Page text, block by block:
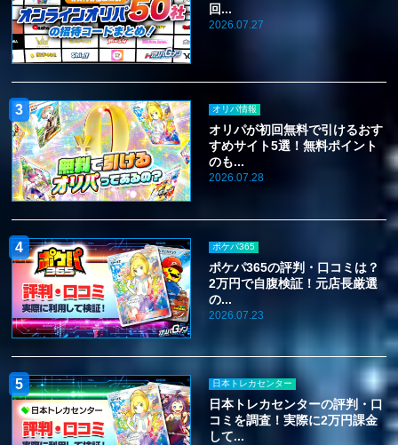
回...
2026.07.27
オリパ情報
オリパが初回無料で引けるおす
すめサイト5選！無料ポイント
のも...
2026.07.28
ポケパ365
ポケパ365の評判・口コミは？
2万円で自腹検証！元店長厳選
の...
2026.07.23
日本トレカセンター
日本トレカセンターの評判・口
コミを調査！実際に2万円課金
して...